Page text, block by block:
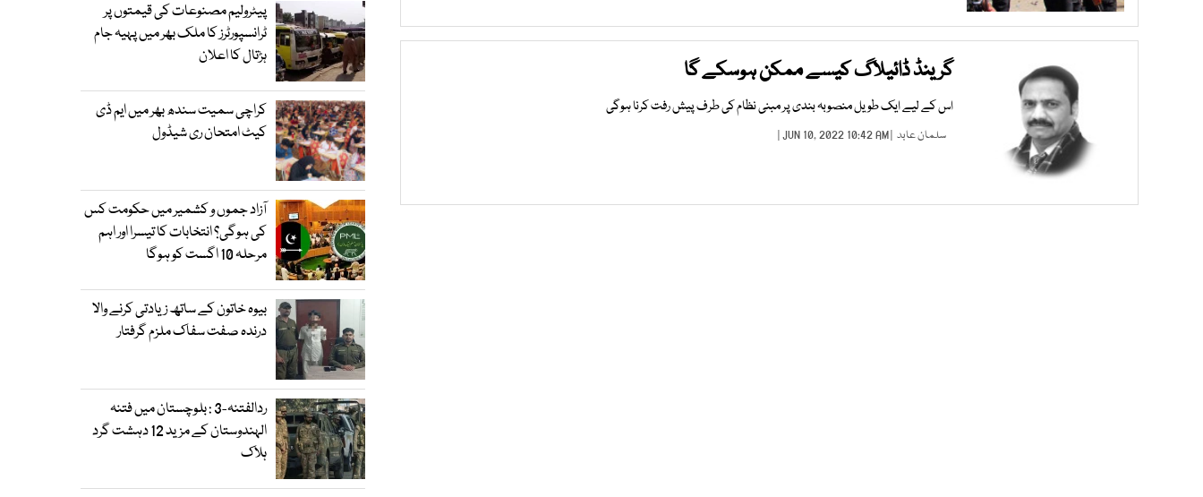
گرینڈ ڈائیلاگ کیسے ممکن ہوسکے گا
اس کے لیے ایک طویل منصوبہ بندی پر مبنی نظام کی طرف پیش رفت کرنا ہوگی
سلمان عابد | JUN 10, 2022 10:42 AM |
پیٹرولیم مصنوعات کی قیمتوں پر
ٹرانسپورٹرز کا ملک بھر میں پہیہ جام
ہڑتال کا اعلان
کراچی سمیت سندھ بھر میں ایم ڈی
کیٹ امتحان ری شیڈول
آزاد جموں و کشمیر میں حکومت کس
کی ہوگی؟ انتخابات کا تیسرا اور اہم
مرحلہ 10 اگست کو ہوگا
بیوہ خاتون کے ساتھ زیادتی کرنے والا
درندہ صفت سفاک ملزم گرفتار
ردالفتنہ-3 : بلوچستان میں فتنہ
الہندوستان کے مزید 12 دہشت گرد
ہلاک